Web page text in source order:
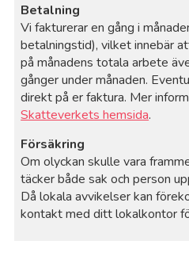
Betalning
Vi fakturerar en gång i
betalningstid), vilket innebär
på månadens totala arbete
gånger under månaden.
direkt på er faktura. Mer
Skatteverkets hemsida.
Försäkring
Om olyckan skulle vara
täcker både sak och person
Då lokala avvikelser kan
kontakt med ditt lokalkontor